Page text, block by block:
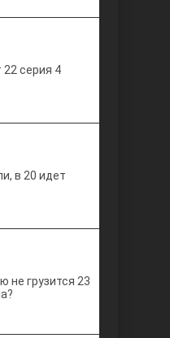
серия 4
в 20 идет
не грузится 23